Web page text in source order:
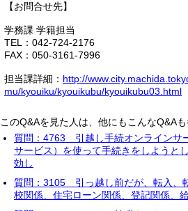
【お問合せ先】
学務課 学籍担当
TEL：042-724-2176
FAX：050-3161-7996
担当課詳細： http://
mu/kyouiku/kyouikubu/kyouikubu03.html
このQ&Aを見た人は、他にもこんなQ&Aも
質問：4763 引越し手続オンラインサ
サービス）を使って手続きをしようと
効し
質問：3105 引っ越し前だが、転入、
校関係、住宅ローン関係、登記関係、